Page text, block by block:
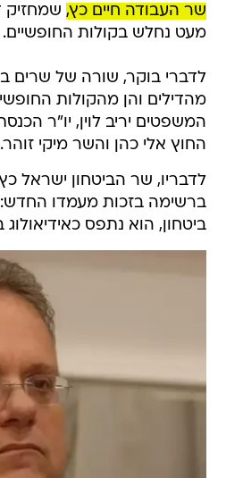
שר העבודה חיים כץ, שמחזיק
מעט נחלש בקולות החופשיים.
לדברי בוקר, שורה של שרים
מהדילים והן מהקולות
המשפטים יריב לוין, יו"ר
החוץ אלי כהן והשר מיקי זוהר.
לדבריו, שר הביטחון ישראל
ברשימה בזכות מעמדו
ביטחון, הוא נתפס כאידיאולוג